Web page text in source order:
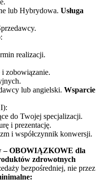
lub Hybrydowa. Usługa
realizacji.
zobowiązanie.
lub angielski. Wsparcie
do Twojej specjalizacji.
i prezentację.
i współczynnik konwersji.
– OBOWIĄZKOWE dla
zdrowotnych
bezpośredniej, nie przez